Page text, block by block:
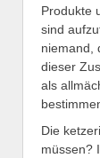
Produkte
sind
niemand,
dieser
als
Die
müssen?